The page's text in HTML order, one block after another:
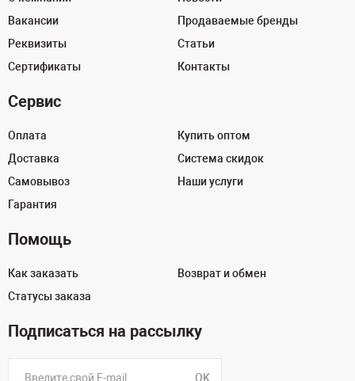
Вакансии
Реквизиты
Сертификаты
Продаваемые бренды
Статьи
Контакты
Сервис
Оплата
Доставка
Самовывоз
Гарантия
Купить оптом
Система скидок
Наши услуги
Помощь
Как заказать
Статусы заказа
Возврат и обмен
Подписаться на рассылку
OK